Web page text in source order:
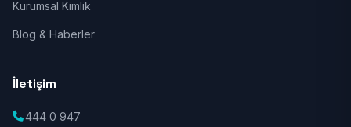
Kurumsal Kimlik
Blog & Haberler
İletişim
444 0 947